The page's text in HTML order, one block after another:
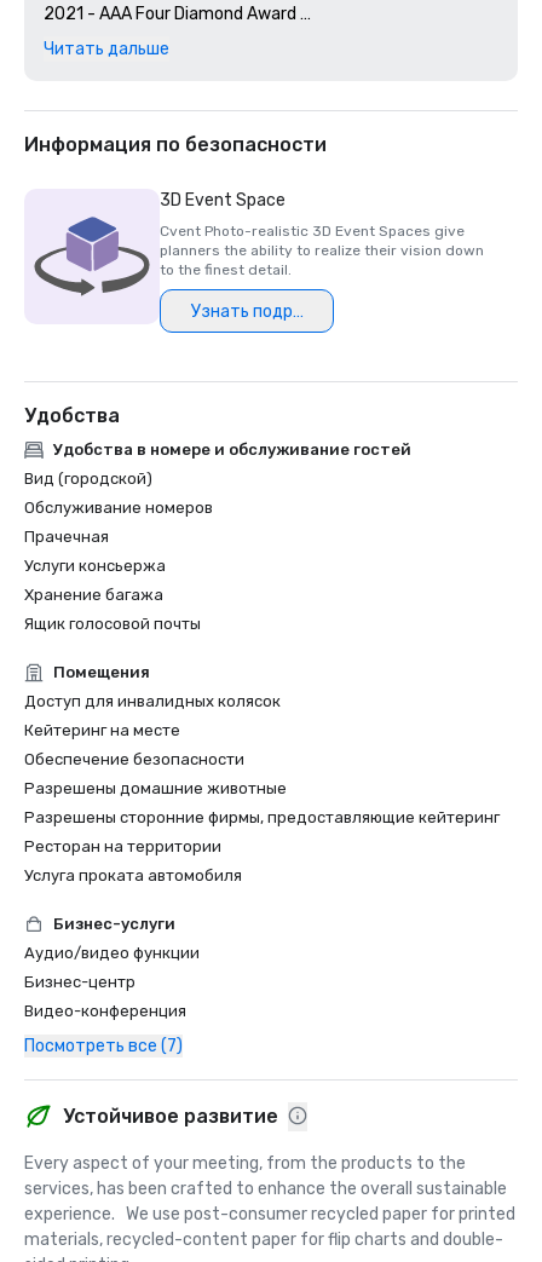
2021 - AAA Four Diamond Award
2020 - Condé Nast 21 Best Hotels in San Francisco
Читать дальше
Информация по безопасности
3D Event Space
Cvent Photo-realistic 3D Event Spaces give
planners the ability to realize their vision down
to the finest detail.
Узнать подробнее
Удобства
Удобства в номере и обслуживание гостей
Вид (городской)
Обслуживание номеров
Прачечная
Услуги консьержа
Хранение багажа
Ящик голосовой почты
Помещения
Доступ для инвалидных колясок
Кейтеринг на месте
Обеспечение безопасности
Разрешены домашние животные
Разрешены сторонние фирмы, предоставляющие кейтеринг
Ресторан на территории
Услуга проката автомобиля
Бизнес-услуги
Аудио/видео функции
Бизнес-центр
Видео-конференция
Посмотреть все (7)
Устойчивое развитие
Every aspect of your meeting, from the products to the
services, has been crafted to enhance the overall sustainable
experience.   We use post-consumer recycled paper for printed
materials, recycled-content paper for flip charts and double-